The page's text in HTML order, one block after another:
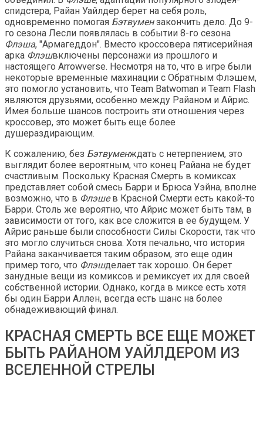
спидстера, Райан Уайлдер берет на себя роль,
одновременно помогая Бэтвумензакончить дело. До 9-
го сезона Лесли появлялась в событии 8-го сезона
Флэша, "Армагеддон". Вместо кроссовера пятисерийная
арка Флэшвключены персонажи из прошлого и
настоящего Arrowverse. Несмотря на то, что в игре были
некоторые временные махинации с Обратным Флэшем,
это помогло установить, что Team Batwoman и Team Flash
являются друзьями, особенно между Райаном и Айрис.
Имея больше шансов построить эти отношения через
кроссовер, это может быть еще более
душераздирающим.
К сожалению, без Бэтвуменждать с нетерпением, это
выглядит более вероятным, что конец Райана не будет
счастливым. Поскольку Красная Смерть в комиксах
представляет собой смесь Барри и Брюса Уэйна, вполне
возможно, что в Флэшев Красной Смерти есть какой-то
Барри. Столь же вероятно, что Айрис может быть там, в
зависимости от того, как все сложится в ее будущем. У
Айрис раньше были способности Силы Скорости, так что
это могло случиться снова. Хотя печально, что история
Райана заканчивается таким образом, это еще один
пример того, что Флэшделает так хорошо. Он берет
занудные вещи из комиксов и ремиксует их для своей
собственной истории. Однако, когда в миксе есть хотя
бы один Барри Аллен, всегда есть шанс на более
обнадеживающий финал.
КРАСНАЯ СМЕРТЬ ВСЕ ЕЩЕ МОЖЕТ
БЫТЬ РАЙАНОМ УАЙЛДЕРОМ ИЗ
ВСЕЛЕННОЙ СТРЕЛЫ